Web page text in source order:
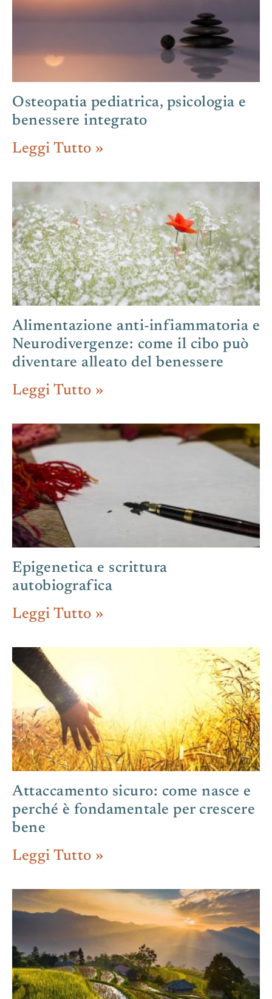
Osteopatia pediatrica, psicologia e
benessere integrato
Leggi Tutto »
Alimentazione anti-infiammatoria e
Neurodivergenze: come il cibo può
diventare alleato del benessere
Leggi Tutto »
Epigenetica e scrittura
autobiografica
Leggi Tutto »
Attaccamento sicuro: come nasce e
perché è fondamentale per crescere
bene
Leggi Tutto »